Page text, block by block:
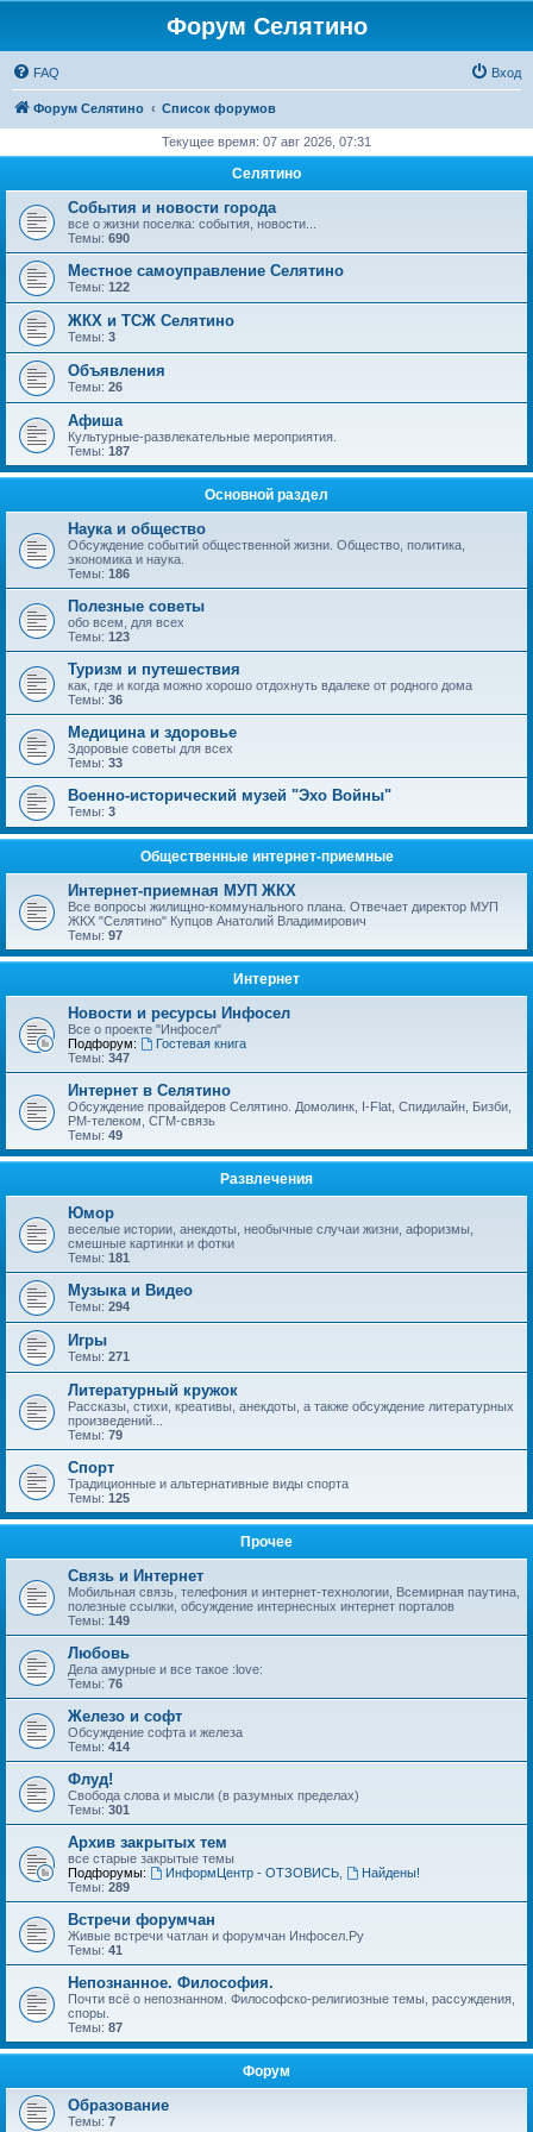
Форум Селятино
FAQ Вход
Форум Селятино Список форумов
Текущее время: 07 авг 2026, 07:31
Селятино
События и новости города
все о жизни поселка: события, новости...
Темы: 690
Местное самоуправление Селятино
Темы: 122
ЖКХ и ТСЖ Селятино
Темы: 3
Объявления
Темы: 26
Афиша
Культурные-развлекательные мероприятия.
Темы: 187
Основной раздел
Наука и общество
Обсуждение событий общественной жизни. Общество, политика,
экономика и наука.
Темы: 186
Полезные советы
обо всем, для всех
Темы: 123
Туризм и путешествия
как, где и когда можно хорошо отдохнуть вдалеке от родного дома
Темы: 36
Медицина и здоровье
Здоровые советы для всех
Темы: 33
Военно-исторический музей "Эхо Войны"
Темы: 3
Общественные интернет-приемные
Интернет-приемная МУП ЖКХ
Все вопросы жилищно-коммунального плана. Отвечает директор МУП
ЖКХ "Селятино" Купцов Анатолий Владимирович
Темы: 97
Интернет
Новости и ресурсы Инфосел
Все о проекте "Инфосел"
Подфорум:
Гостевая книга
Темы: 347
Интернет в Селятино
Обсуждение провайдеров Селятино. Домолинк, I-Flat, Спидилайн, Бизби,
РМ-телеком, СГМ-связь
Темы: 49
Развлечения
Юмор
веселые истории, анекдоты, необычные случаи жизни, афоризмы,
смешные картинки и фотки
Темы: 181
Музыка и Видео
Темы: 294
Игры
Темы: 271
Литературный кружок
Рассказы, стихи, креативы, анекдоты, а также обсуждение литературных
произведений...
Темы: 79
Спорт
Традиционные и альтернативные виды спорта
Темы: 125
Прочее
Связь и Интернет
Мобильная связь, телефония и интернет-технологии, Всемирная паутина,
полезные ссылки, обсуждение интернесных интернет порталов
Темы: 149
Любовь
Дела амурные и все такое :love:
Темы: 76
Железо и софт
Обсуждение софта и железа
Темы: 414
Флуд!
Свобода слова и мысли (в разумных пределах)
Темы: 301
Архив закрытых тем
все старые закрытые темы
Подфорумы:
ИнформЦентр - ОТЗОВИСЬ,
Найдены!
Темы: 289
Встречи форумчан
Живые встречи чатлан и форумчан Инфосел.Ру
Темы: 41
Непознанное. Философия.
Почти всё о непознанном. Философско-религиозные темы, рассуждения,
споры.
Темы: 87
Форум
Образование
Темы: 7